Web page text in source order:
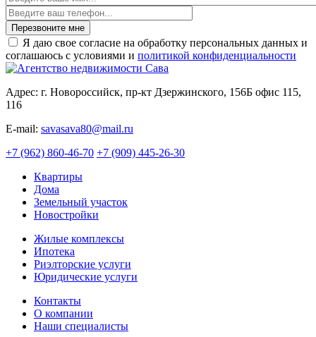
Перезвоните мне
Я даю свое согласие на обработку персональных данных и
соглашаюсь с условиями и политикой конфиденциальности
Адрес: г. Новороссийск, пр-кт Дзержинского, 156Б офис 115,
116
E-mail: savasava80@mail.ru
+7 (962) 860-46-70 +7 (909) 445-26-30
Квартиры
Дома
Земельный участок
Новостройки
Жилые комплексы
Ипотека
Риэлторские услуги
Юридические услуги
Контакты
О компании
Наши специалисты